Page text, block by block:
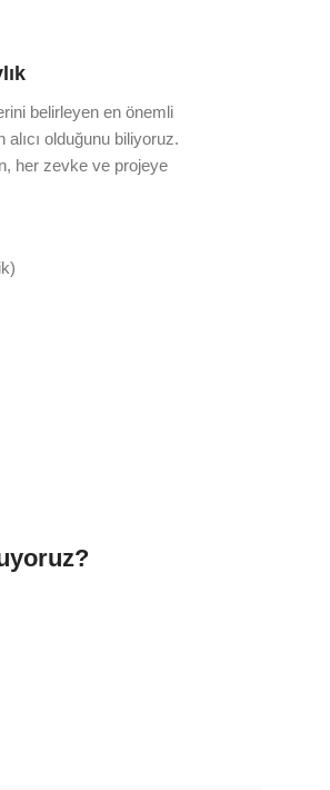
belirleyen en önemli
olduğunu biliyoruz.
her zevke ve projeye